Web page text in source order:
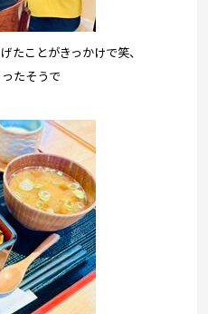
たことがきっかけで笑、
たそうで